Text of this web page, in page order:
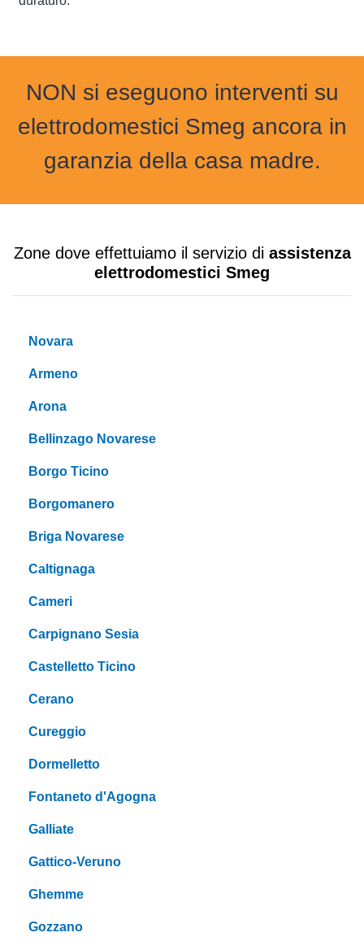
NON si eseguono interventi su
elettrodomestici Smeg ancora in
garanzia della casa madre.
Zone dove effettuiamo il servizio di assistenza
elettrodomestici Smeg
Novara
Armeno
Arona
Bellinzago Novarese
Borgo Ticino
Borgomanero
Briga Novarese
Caltignaga
Cameri
Carpignano Sesia
Castelletto Ticino
Cerano
Cureggio
Dormelletto
Fontaneto d'Agogna
Galliate
Gattico-Veruno
Ghemme
Gozzano